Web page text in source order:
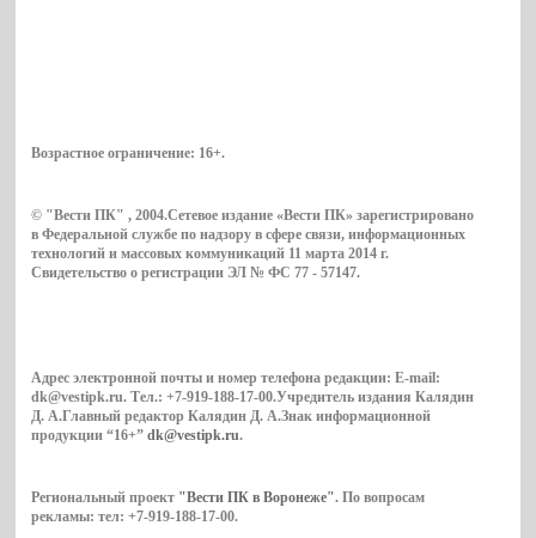
Возрастное ограничение: 16+.
© "Вести ПК" , 2004.Сетевое издание «Вести ПК» зарегистрировано
в Федеральной службе по надзору в сфере связи, информационных
технологий и массовых коммуникаций 11 марта 2014 г.
Свидетельство о регистрации ЭЛ № ФС 77 - 57147.
Адрес электронной почты и номер телефона редакции: E-mail:
dk@vestipk.ru. Тел.: +7-919-188-17-00.Учредитель издания Калядин
Д. А.Главный редактор Калядин Д. А.Знак информационной
продукции “16+”dk@vestipk.ru.
Региональный проект "Вести ПК в Воронеже". По вопросам
рекламы: тел: +7-919-188-17-00.